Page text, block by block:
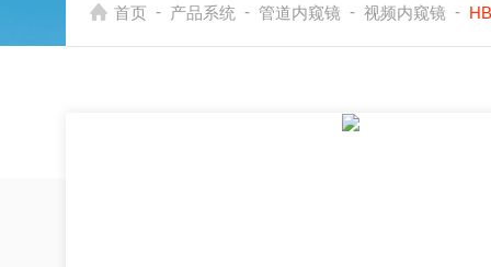
首页 - 产品系统 - 管道内窥镜 - 视频内窥镜 -